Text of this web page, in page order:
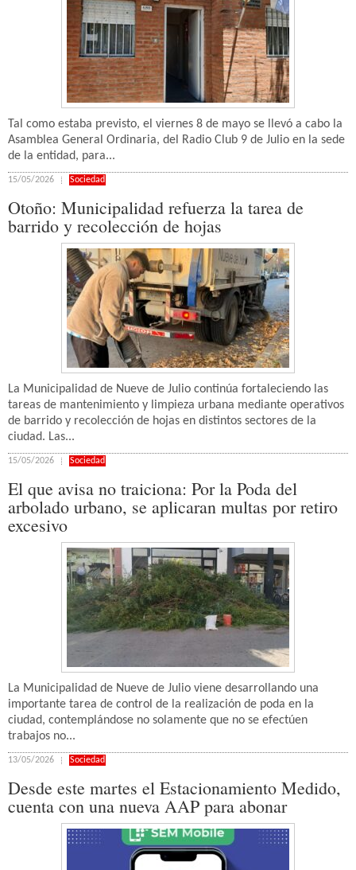
Tal como estaba previsto, el viernes 8 de mayo se llevó a cabo la
Asamblea General Ordinaria, del Radio Club 9 de Julio en la sede
de la entidad, para...
15/05/2026 Sociedad
Otoño: Municipalidad refuerza la tarea de
barrido y recolección de hojas
La Municipalidad de Nueve de Julio continúa fortaleciendo las
tareas de mantenimiento y limpieza urbana mediante operativos
de barrido y recolección de hojas en distintos sectores de la
ciudad. Las...
15/05/2026 Sociedad
El que avisa no traiciona: Por la Poda del
arbolado urbano, se aplicaran multas por retiro
excesivo
La Municipalidad de Nueve de Julio viene desarrollando una
importante tarea de control de la realización de poda en la
ciudad, contemplándose no solamente que no se efectúen
trabajos no...
13/05/2026 Sociedad
Desde este martes el Estacionamiento Medido,
cuenta con una nueva AAP para abonar